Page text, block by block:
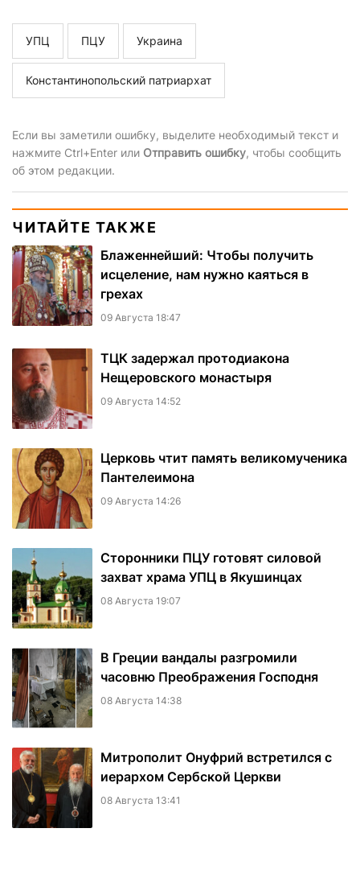
УПЦ ПЦУ Украина
Константинопольский патриархат
Если вы заметили ошибку, выделите необходимый текст и
нажмите Ctrl+Enter или Отправить ошибку, чтобы сообщить
об этом редакции.
ЧИТАЙТЕ ТАКЖЕ
Блаженнейший: Чтобы получить
исцеление, нам нужно каяться в
грехах
09 Августа 18:47
ТЦК задержал протодиакона
Нещеровского монастыря
09 Августа 14:52
Церковь чтит память великомученика
Пантелеимона
09 Августа 14:26
Сторонники ПЦУ готовят силовой
захват храма УПЦ в Якушинцах
08 Августа 19:07
В Греции вандалы разгромили
часовню Преображения Господня
08 Августа 14:38
Митрополит Онуфрий встретился с
иерархом Сербской Церкви
08 Августа 13:41